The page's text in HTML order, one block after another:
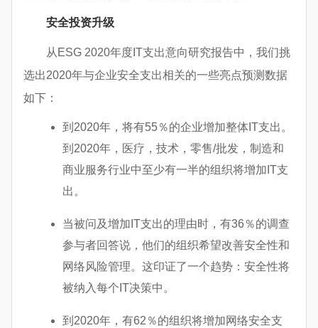
安全投资升级
从ESG 2020年度IT支出意向研究报告中，我们挑
选出2020年与企业安全支出相关的一些亮点预测数据
如下：
到2020年，将有55％的企业增加整体IT支出。
到2020年，医疗，技术，零售/批发，制造和
商业服务行业中至少有一半的组织将增加IT支
出。
当被问及增加IT支出的理由时，有36％的调查
参与者回答说，他们的组织希望改善安全性和
网络风险管理。这印证了一个趋势：安全性将
被纳入每个IT决策中。
到2020年，有62％的组织将增加网络安全支